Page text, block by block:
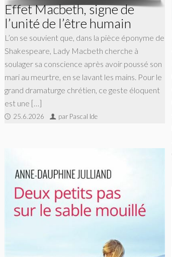
Effet Macbeth, signe de
l’unité de l’être humain
L’on se souvient que, dans la pièce éponyme de
Shakespeare, Lady Macbeth cherche à
soulager sa conscience après avoir poussé son
mari au meurtre, en se lavant les mains. Pour le
grand dramaturge chrétien, ce geste éloquent
est une […]
25.6.2026 par Pascal Ide